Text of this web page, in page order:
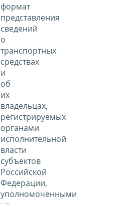
формат
представления
сведений
о
транспортных
средствах
и
об
их
владельцах,
регистрируемых
органами
исполнительной
власти
субъектов
Российской
Федерации,
уполномоченными